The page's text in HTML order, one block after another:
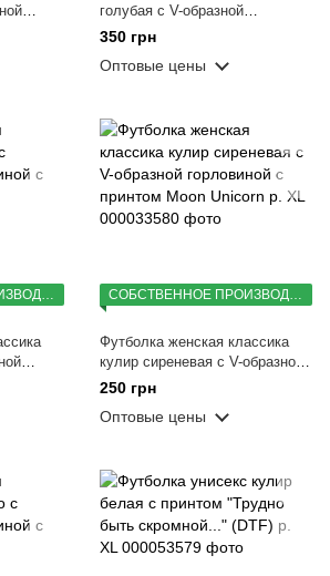
can
голубая с V-образной
горловиной с принтом Girls can
do шелкография р. XL
350 грн
Оптовые цены
р. XL
Футболка женская классика
кулир сиреневая с V-образной
горловиной с принтом Moon
Unicorn р. XL
250 грн
Оптовые цены